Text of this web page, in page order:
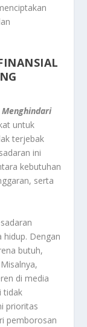
untuk
terjebak
ini
kebutuhan
serta
hidup. Dengan
butuh,
di media
tidak
prioritas
pemborosan